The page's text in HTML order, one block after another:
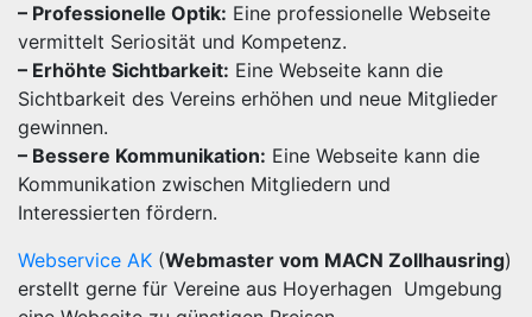
– Professionelle Optik: Eine professionelle Webseite
vermittelt Seriosität und Kompetenz.
– Erhöhte Sichtbarkeit: Eine Webseite kann die
Sichtbarkeit des Vereins erhöhen und neue Mitglieder
gewinnen.
– Bessere Kommunikation: Eine Webseite kann die
Kommunikation zwischen Mitgliedern und
Interessierten fördern.
Webservice AK (Webmaster vom MACN Zollhausring)
erstellt gerne für Vereine aus Hoyerhagen Umgebung